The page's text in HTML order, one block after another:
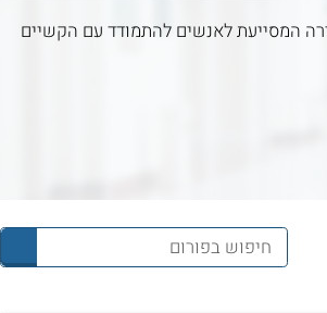
המסייעת לאנשים להתמודד עם הקשיים